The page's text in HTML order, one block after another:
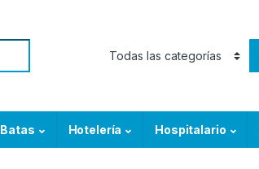
Batas Hotelería Hospitalario